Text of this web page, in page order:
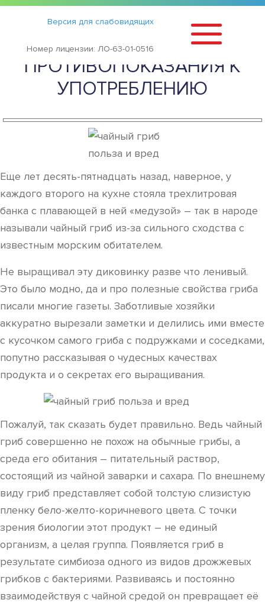
Версия для слабовидящих
Номер лицензии: ЛО-63-01-0516
Статьи ›
ЧАЙНЫЙ ГРИБ — ПОЛЬЗА И
ПРОТИВОПОКАЗАНИЯ К
УПОТРЕБЛЕНИЮ
Еще лет десять-пятнадцать назад, наверное, у
каждого второго на кухне стояла трехлитровая
банка с плавающей в ней «медузой» – так в народе
называли чайный гриб из-за сильного сходства с
известным морским обитателем.
Не выращивал эту диковинку разве что ленивый.
Это было модно, да и про полезные свойства гриба
писали многие газеты. Заботливые хозяйки
аккуратно вырезали заметки и делились ими вместе
с кусочком самого гриба с подружками и соседками,
попутно рассказывая о чудесных качествах
продукта и о секретах его выращивания.
Пожалуй, так сказать будет правильно. Ведь чайный
гриб совершенно не похож на обычные грибы, а
среда его обитания – питательный раствор,
состоящий из чайной заварки и сахара. По внешнему
виду гриб представляет собой толстую слизистую
пленку бело-желто-коричневого цвета. С точки
зрения биологии этот продукт – не единый
организм, а целая группа. Появляется гриб в
результате симбиоза одного из видов дрожжевых
грибков с бактериями. Развиваясь и постоянно
взаимодействуя с чайной средой он превращает её